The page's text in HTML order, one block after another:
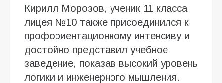
Кирилл Морозов, ученик 11 класса
лицея №10 также присоединился к
профориентационному интенсиву и
достойно представил учебное
заведение, показав высокий уровень
логики и инженерного мышления.